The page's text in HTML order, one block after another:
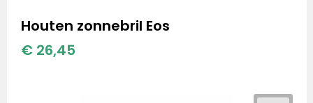
Houten zonnebril Eos
€ 26,45